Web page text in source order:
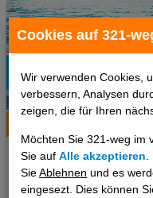
Cookies auf 321-
Wir verwenden Cookies,
verbessern, Analysen
zeigen, die für Ihren
Möchten Sie 321-weg im
Sie aufAlle akzeptieren
SieAblehnen und es
eingesezt. Dies können
Holiday Inn